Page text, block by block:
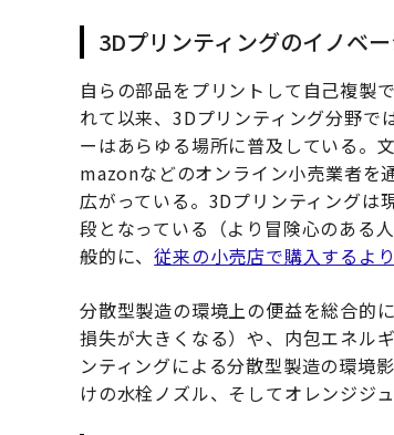
3Dプリンティングのイノベ
自らの部品をプリントして自己複製
れて以来、3Dプリンティング分野で
ーはあらゆる場所に普及している。
mazonなどのオンライン小売業者を
広がっている。3Dプリンティングは
段となっている（より冒険心のある
般的に、従来の小売店で購入するよ
分散型製造の環境上の便益を総合的
損失が大きくなる）や、内包エネル
ンティングによる分散型製造の環
けの水栓ノズル、そしてオレンジジ